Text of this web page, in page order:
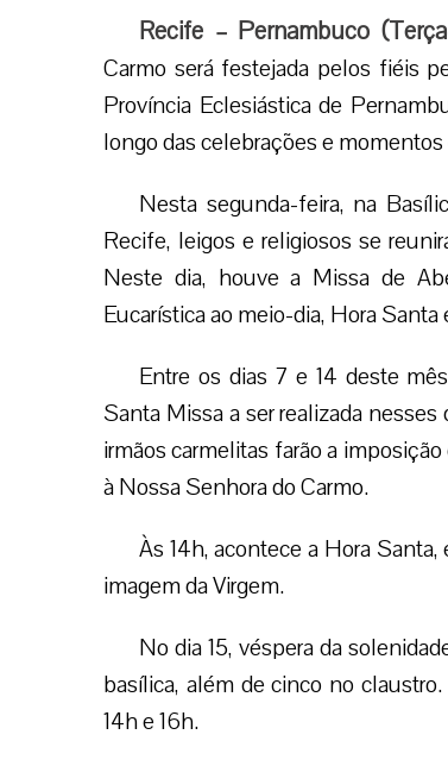
Recife – Pernambuco
Carmo será festejada pelos fiéis
Província Eclesiástica de
longo das celebrações e
Nesta segunda-feira, na
Recife, leigos e religiosos se
Neste dia, houve a Missa de
Eucarística ao meio-dia, Hora
Entre os dias 7 e 14 deste
Santa Missa a ser realizada
irmãos carmelitas farão a
à Nossa Senhora do Carmo.
Às 14h, acontece a Hora
imagem da Virgem.
No dia 15, véspera da
basílica, além de cinco no
14h e 16h.